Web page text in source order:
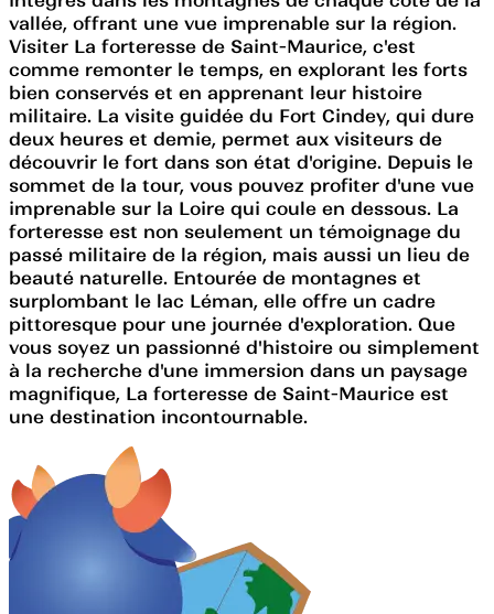
vallée, offrant une vue imprenable sur la région.
Visiter La forteresse de Saint-Maurice, c'est
comme remonter le temps, en explorant les forts
bien conservés et en apprenant leur histoire
militaire. La visite guidée du Fort Cindey, qui dure
deux heures et demie, permet aux visiteurs de
découvrir le fort dans son état d'origine. Depuis le
sommet de la tour, vous pouvez profiter d'une vue
imprenable sur la Loire qui coule en dessous. La
forteresse est non seulement un témoignage du
passé militaire de la région, mais aussi un lieu de
beauté naturelle. Entourée de montagnes et
surplombant le lac Léman, elle offre un cadre
pittoresque pour une journée d'exploration. Que
vous soyez un passionné d'histoire ou simplement
à la recherche d'une immersion dans un paysage
magnifique, La forteresse de Saint-Maurice est
une destination incontournable.